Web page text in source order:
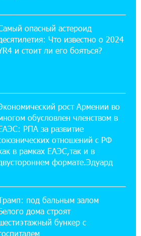
ты упустил свой шанс уйти
Аршак Карапетян
07-2026
Центр продаж и обслуживания
07-2026
Нагорный Карабах не был в составе
Азербайджана. Аршак
к президенту страны с просьбой
армянских заключенных,
опасный астероид
Что известно о 2024
и стоит ли его бояться?
рост Армении во
обусловлен членством в
РПА за развитие
отношений с РФ
в рамках ЕАЭС,так и в
формате.Эдуард
под бальным залом
дома строят
бункер с